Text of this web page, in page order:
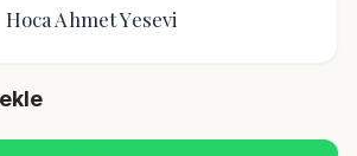
Hoca Ahmet Yesevi